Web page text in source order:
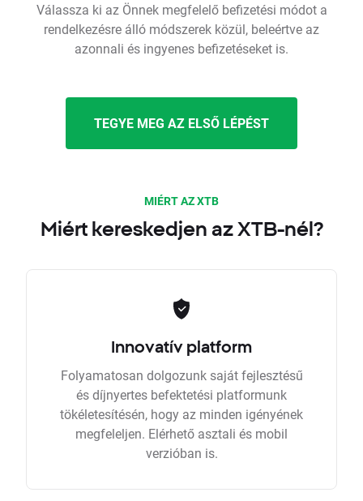
Válassza ki az Önnek megfelelő befizetési módot a
rendelkezésre álló módszerek közül, beleértve az
azonnali és ingyenes befizetéseket is.
TEGYE MEG AZ ELSŐ LÉPÉST
MIÉRT AZ XTB
Miért kereskedjen az XTB-nél?
Innovatív platform
Folyamatosan dolgozunk saját fejlesztésű
és díjnyertes befektetési platformunk
tökéletesítésén, hogy az minden igényének
megfeleljen. Elérhető asztali és mobil
verzióban is.